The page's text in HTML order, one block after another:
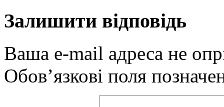
Залишити відповідь
Ваша e-mail адреса не
Обов’язкові поля